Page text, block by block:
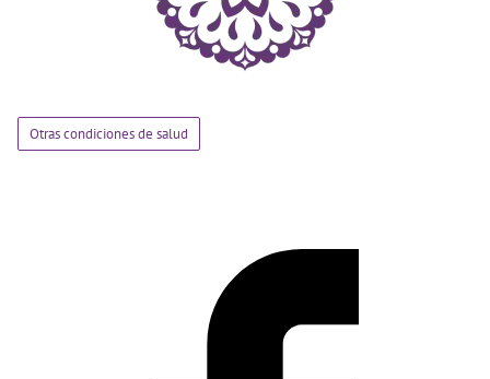
Otras condiciones de salud